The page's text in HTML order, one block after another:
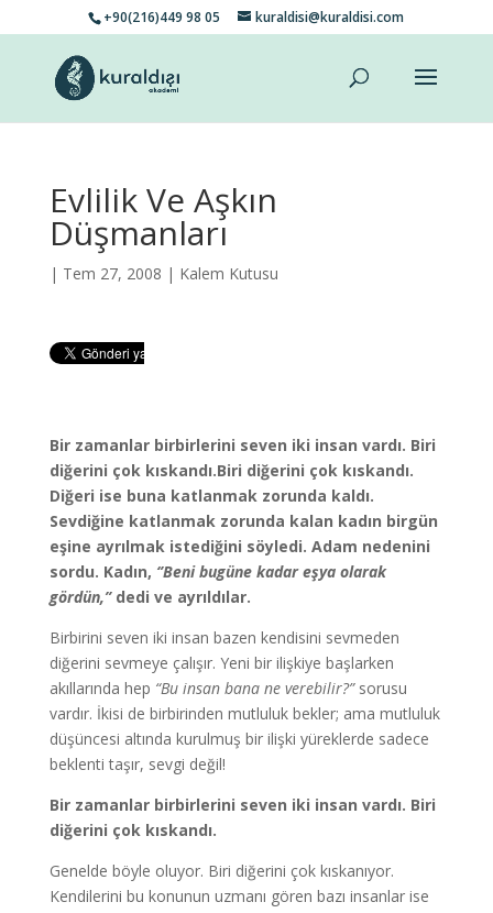
+90(216)449 98 05 kuraldisi@kuraldisi.com
Evlilik Ve Aşkın
Düşmanları
| Tem 27, 2008 | Kalem Kutusu
Bir zamanlar birbirlerini seven iki insan vardı. Biri
diğerini çok kıskandı.Biri diğerini çok kıskandı.
Diğeri ise buna katlanmak zorunda kaldı.
Sevdiğine katlanmak zorunda kalan kadın birgün
eşine ayrılmak istediğini söyledi. Adam nedenini
sordu. Kadın, ‘’Beni bugüne kadar eşya olarak
gördün,’’dedi ve ayrıldılar.
Birbirini seven iki insan bazen kendisini sevmeden
diğerini sevmeye çalışır. Yeni bir ilişkiye başlarken
akıllarında hep “Bu insan bana ne verebilir?”sorusu
vardır. İkisi de birbirinden mutluluk bekler; ama mutluluk
düşüncesi altında kurulmuş bir ilişki yüreklerde sadece
beklenti taşır, sevgi değil!
Bir zamanlar birbirlerini seven iki insan vardı. Biri
diğerini çok kıskandı.
Genelde böyle oluyor. Biri diğerini çok kıskanıyor.
Kendilerini bu konunun uzmanı gören bazı insanlar ise